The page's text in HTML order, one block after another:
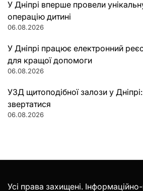
У Дніпрі вперше провели
операцію дитині
06.08.2026
У Дніпрі працює електронний
для кращої допомоги
06.08.2026
УЗД щитоподібної залози у Дніпрі:
звертатися
06.08.2026
Усі права захищені.